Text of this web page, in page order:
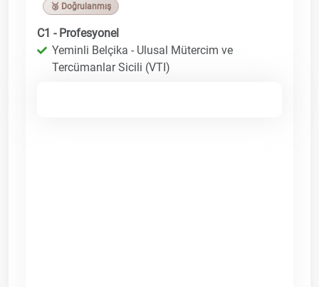
🥉 Doğrulanmış
C1 - Profesyonel
Yeminli Belçika - Ulusal Mütercim ve
Tercümanlar Sicili (VTI)